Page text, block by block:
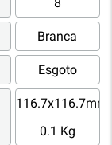
8
Branca
Esgoto
116.7x116.7mm;
0.1 Kg